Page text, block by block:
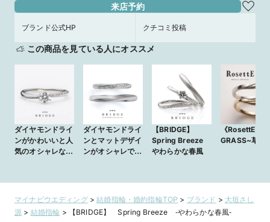
来店予約
ブランド公式HP クチコミ投稿
この商品を見ている人にオススメ
ダイヤモンドライ
ンがかわいいと人
気のオシャレな婚
かな春風
ダイヤモンドライ
ンとマットデザイ
ンがオシャレで人
Breeze やわら
かな春風Spring
Breeze やわら
かな春風
【BRIDGE】
Spring Breeze
やわらかな春風
《RosettE》
GRASS~草~
マイナビウエディング>結婚指輪・婚約指輪TOP > ブランド > 大垣さし
源 > 結婚指輪 > 【BRIDGE】 Spring Breeze ‐やわらかな春風‐